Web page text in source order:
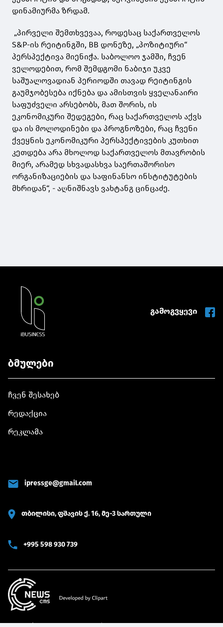
დინამიურმა ზრდამ.
„პირველი შემთხვევაა, როდესაც საქართველოს
S&P-ის რეიტინგში, BB დონეზე, „პოზიტიური“
პერსპექტივა მიენიჭა. საბოლოო ჯამში, ჩვენ
ველოდებით, რომ შემდგომი ნაბიჯი უკვე
საშუალოვადიან პერიოდში თავად რეიტინგის
გაუმჯობესება იქნება და ამისთვის ყველანაირი
საფუძველი არსებობს, მათ შორის, ის
ეკონომიკური შედეგები, რაც საქართველოს აქვს
და ის მოლოდინები და პროგნოზები, რაც ჩვენი
ქვეყნის ეკონომიკური პერსპექტივების კუთხით
კეთდება არა მხოლოდ საქართველოს მთავრობის
მიერ, არამედ სხვადასხვა საერთაშორისო
ორგანიზაციების და საფინანსო ინსტიტუტების
მხრიდან“, - აღნიშნავს ვახტანგ ცინცაძე.
გამოგვყევი
ბმულები
ჩვენ შესახებ
რედაქცია
რეკლამა
ipressge@gmail.com
თბილისი, ფშავის ქ. 16, მე-3 სართული
+995 598 930 739